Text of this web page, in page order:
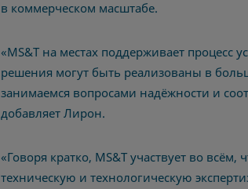
в коммерческом масштабе.
«MS&T на местах поддерживает процесс
решения могут быть реализованы в
занимаемся вопросами надёжности и
добавляет Лирон.
«Говоря кратко, MS&T участвует во
техническую и технологическую